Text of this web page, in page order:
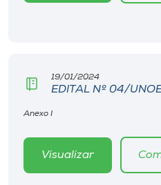
19/01/2024
EDITAL Nº 04/
Anexo I
Visualizar